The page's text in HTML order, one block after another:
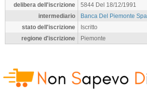
delibera dell'iscrizione
5844 Del 18/12/1991
intermediario
Banca Del Piemonte Spa
stato dell'iscrizione
Iscritto
regione d'iscrizione
Piemonte